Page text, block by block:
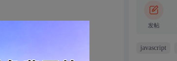
发帖
javascript